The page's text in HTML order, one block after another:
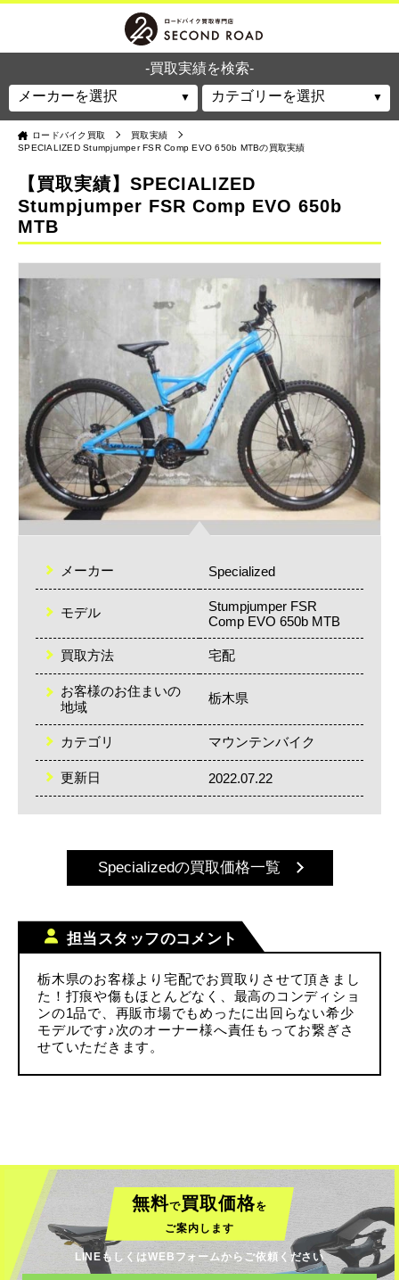
-買取実績を検索-
ロードバイク買取
買取実績
SPECIALIZED Stumpjumper FSR Comp EVO 650b MTBの買取実績
【買取実績】SPECIALIZED
Stumpjumper FSR Comp EVO 650b
MTB
メーカー Specialized
モデル
Stumpjumper FSR
Comp EVO 650b MTB
買取方法 宅配
お客様のお住まいの
地域
栃木県
カテゴリ マウンテンバイク
更新日 2022.07.22
Specializedの買取価格一覧
担当スタッフのコメント
栃木県のお客様より宅配でお買取りさせて頂きまし
た！打痕や傷もほとんどなく、最高のコンディショ
ンの1品で、再販市場でもめったに出回らない希少
モデルです♪次のオーナー様へ責任もってお繋ぎさ
せていただきます。
無料で買取価格を
ご案内します
LINEもしくはWEBフォームからご依頼ください